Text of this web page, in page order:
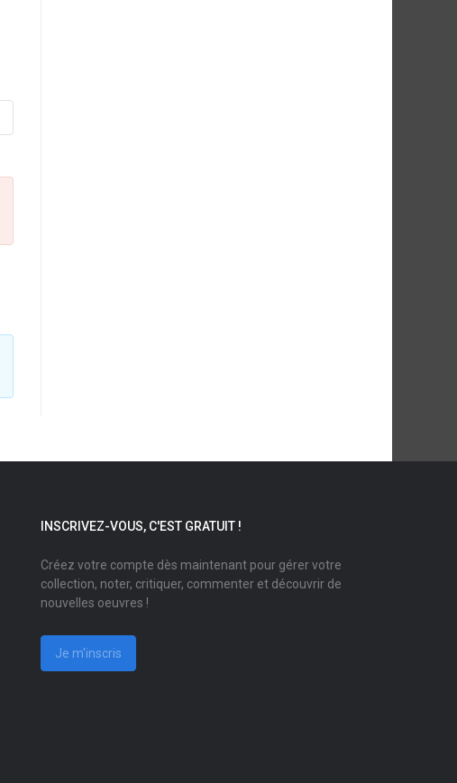
INSCRIVEZ-VOUS, C'EST GRATUIT !
Créez votre compte dès maintenant pour gérer votre
collection, noter, critiquer, commenter et découvrir de
nouvelles oeuvres !
Je m'inscris